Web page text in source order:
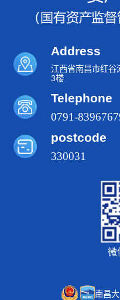
Address
江西省南昌市红谷
3楼
Telephone
0791-
postcode
330031
微
南昌